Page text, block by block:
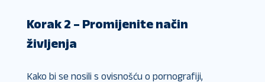
Korak 2 – Promijenite način
življenja
Kako bi se nosili s ovisnošću o pornografiji,